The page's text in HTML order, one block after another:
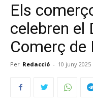
Els
celebren el
Comerç
Per Redacció - 10 juny 2025